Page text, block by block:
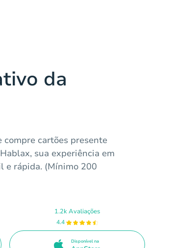
da
cartões presente
sua experiência em
e rápida. (Mínimo 200
1.2k Avaliações
4.4
Disponível na